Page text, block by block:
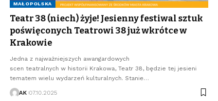
MAŁOPOLSKA
Teatr 38 (niech) żyje! Jesienny festiwal sztuk
poświęconych Teatrowi 38 już wkrótce w
Krakowie
Jedna z najważniejszych awangardowych
scen teatralnych w historii Krakowa, Teatr 38, będzie tej jesieni
tematem wielu wydarzeń kulturalnych. Stanie…
AK 07.10.2025